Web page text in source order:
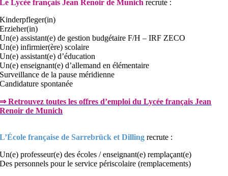
Le Lycée français Jean Renoir de Munich recrute :
Kinderpfleger(in)
Erzieher(in)
Un(e) assistant(e) de gestion budgétaire F/H – IRF ZECO
Un(e) infirmier(ère) scolaire
Un(e) assistant(e) d’éducation
Un(e) enseignant(e) d’allemand en élémentaire
Surveillance de la pause méridienne
Candidature spontanée
⇒ Retrouvez toutes les offres d’emploi du Lycée français Jean
Renoir de Munich
L’École française de Sarrebrück et Dilling recrute :
Un(e) professeur(e) des écoles / enseignant(e) remplaçant(e)
Des personnels pour le service périscolaire (remplacements)